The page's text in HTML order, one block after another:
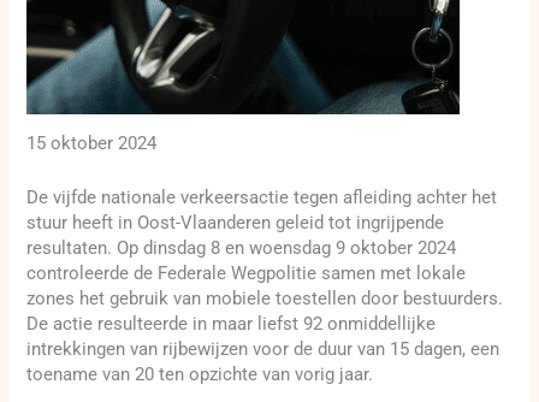
15 oktober 2024
De vijfde nationale verkeersactie tegen afleiding achter het
stuur heeft in Oost-Vlaanderen geleid tot ingrijpende
resultaten. Op dinsdag 8 en woensdag 9 oktober 2024
controleerde de Federale Wegpolitie samen met lokale
zones het gebruik van mobiele toestellen door bestuurders.
De actie resulteerde in maar liefst 92 onmiddellijke
intrekkingen van rijbewijzen voor de duur van 15 dagen, een
toename van 20 ten opzichte van vorig jaar.